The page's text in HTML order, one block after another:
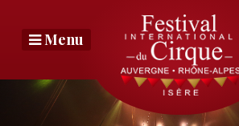
contenuMenu
Photo
bandeau